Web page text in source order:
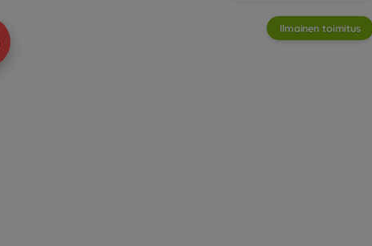
Ilmainen toimitus